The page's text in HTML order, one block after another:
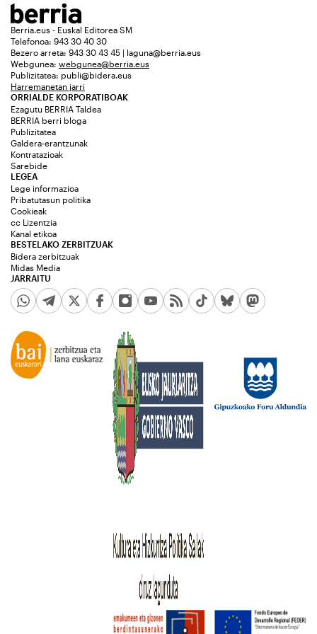
Berria.eus - Euskal Editorea SM
Telefonoa: 943 30 40 30
Bezero arreta: 943 30 43 45 | laguna@berria.eus
Webgunea: webgunea@berria.eus
Publizitatea: publi@bidera.eus
Harremanetan jarri
ORRIALDE KORPORATIBOAK
Ezagutu BERRIA Taldea
BERRIA berri bloga
Publizitatea
Galdera-erantzunak
Kontratazioak
Sarebide
JARRAITU
LEGEA
Lege informazioa
Pribatutasun politika
Cookieak
cc Lizentzia
Kanal etikoa
BESTELAKO ZERBITZUAK
Bidera zerbitzuak
Midas Media